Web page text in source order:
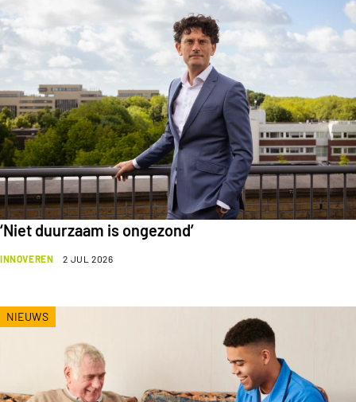
INNOVEREN 2 JUL 2026
‘Niet duurzaam is ongezond’
NIEUWS